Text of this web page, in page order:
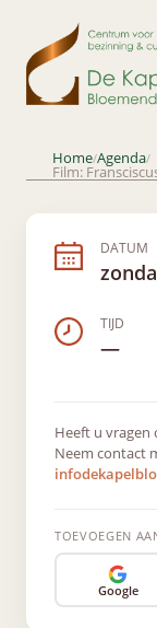
Home/Agenda/
Film:
DATUM
TIJD
—
Heeft u vragen
Neem contact
TOEVOEGEN
Google